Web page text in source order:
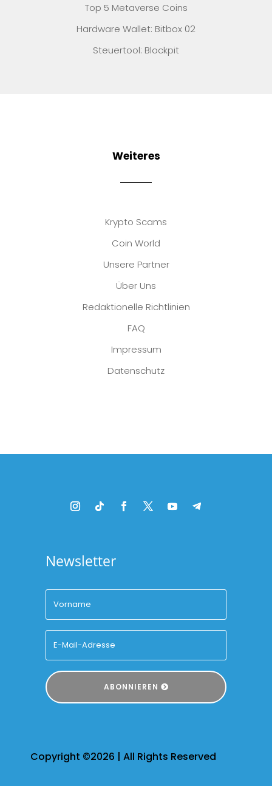
Top 5 Metaverse Coins
Hardware Wallet: Bitbox 02
Steuertool: Blockpit
Weiteres
Krypto Scams
Coin World
Unsere Partner
Über Uns
Redaktionelle Richtlinien
FAQ
Impressum
Datenschutz
Newsletter
ABONNIEREN
Copyright ©2026 | All Rights Reserved